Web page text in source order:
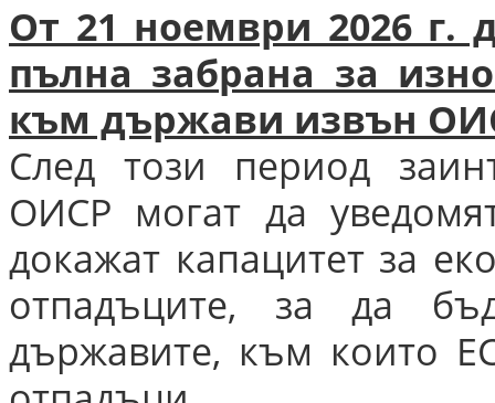
От 21 ноември 2026 г.
пълна забрана за
към държави извън
След този период
ОИСР могат да
докажат капацитет за
отпадъците, за да
държавите, към които